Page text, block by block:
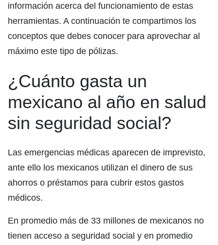
información acerca del funcionamiento de estas
herramientas. A continuación te compartimos los
conceptos que debes conocer para aprovechar al
máximo este tipo de pólizas.
¿Cuánto gasta un
mexicano al año en salud
sin seguridad social?
Las emergencias médicas aparecen de imprevisto,
ante ello los mexicanos utilizan el dinero de sus
ahorros o préstamos para cubrir estos gastos
médicos.
En promedio más de 33 millones de mexicanos no
tienen acceso a seguridad social y en promedio